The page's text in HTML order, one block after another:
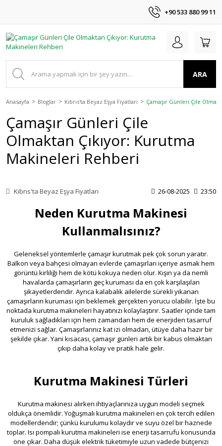
+90 533 880 99 11
ARA
Anasayfa Bloglar Kıbrıs'ta Beyaz Eşya Fiyatları Çamaşır Günleri Çile
Çamaşır Günleri Çile
Olmaktan Çıkıyor: Kurutma
Makineleri Rehberi
Kıbrıs'ta Beyaz Eşya Fiyatları 26-08-2025 23:50
Neden Kurutma Makinesi
Kullanmalısınız?
Geleneksel yöntemlerle çamaşır kurutmak pek çok sorun yaratır.
Balkon veya bahçesi olmayan evlerde çamaşırları içeriye asmak hem
görüntü kirliliği hem de kötü kokuya neden olur. Kışın ya da nemli
havalarda çamaşırların geç kuruması da en çok karşılaşılan
şikayetlerdendir. Ayrıca kalabalık ailelerde sürekli yıkanan
çamaşırların kuruması için beklemek gerçekten yorucu olabilir. İşte bu
noktada kurutma makineleri hayatınızı kolaylaştırır. Saatler içinde tam
kuruluk sağladıkları için hem zamandan hem de enerjiden tasarruf
etmenizi sağlar. Çamaşırlarınız kat izi olmadan, ütüye daha hazır bir
şekilde çıkar. Yani kısacası, çamaşır günleri artık bir kabus olmaktan
çıkıp daha kolay ve pratik hale gelir.
Kurutma Makinesi Türleri
Kurutma makinesi alırken ihtiyaçlarınıza uygun modeli seçmek
oldukça önemlidir. Yoğuşmalı kurutma makineleri en çok tercih edilen
modellerdendir; çünkü kurulumu kolaydır ve suyu özel bir haznede
toplar. Isı pompalı kurutma makineleri ise enerji tasarrufu konusunda
öne çıkar. Daha düşük elektrik tüketimiyle uzun vadede bütçenizi